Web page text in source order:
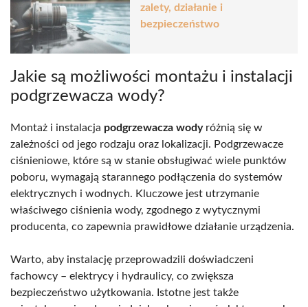
zalety, działanie i
bezpieczeństwo
Jakie są możliwości montażu i instalacji
podgrzewacza wody?
Montaż i instalacja podgrzewacza wodyróżnią się w
zależności od jego rodzaju oraz lokalizacji. Podgrzewacze
ciśnieniowe, które są w stanie obsługiwać wiele punktów
poboru, wymagają starannego podłączenia do systemów
elektrycznych i wodnych. Kluczowe jest utrzymanie
właściwego ciśnienia wody, zgodnego z wytycznymi
producenta, co zapewnia prawidłowe działanie urządzenia.
Warto, aby instalację przeprowadzili doświadczeni
fachowcy – elektrycy i hydraulicy, co zwiększa
bezpieczeństwo użytkowania. Istotne jest także